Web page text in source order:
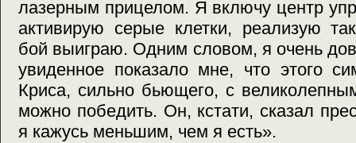
лазерным прицелом. Я включу центр
активирую серые клетки, реализую
бой выиграю. Одним словом, я очень
увиденное показало мне, что этого
Криса, сильно бьющего, с
можно победить. Он, кстати, сказал
я кажусь меньшим, чем я есть».